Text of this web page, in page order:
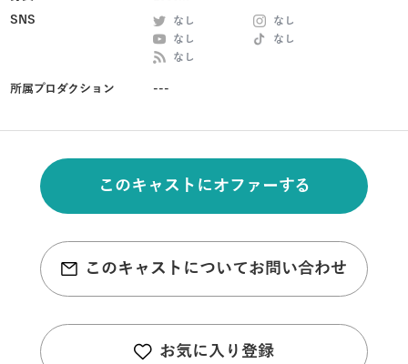
SNS
なし
なし
なし
なし
なし
所属プロダクション ---
このキャストにオファーする
このキャストについてお問い合わせ
お気に入り登録